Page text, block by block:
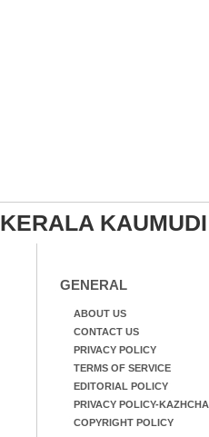
KERALA KAUMUDI
GENERAL
ABOUT US
CONTACT US
PRIVACY POLICY
TERMS OF SERVICE
EDITORIAL POLICY
PRIVACY POLICY-KAZHCHA
COPYRIGHT POLICY